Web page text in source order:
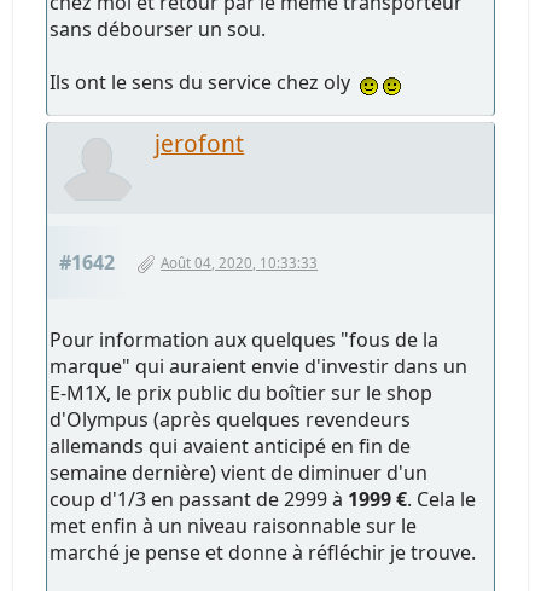
sans débourser un sou.
Ils ont le sens du service chez oly
jerofont
#1642 Août 04, 2020, 10:33:33
Pour information aux quelques "fous de la
marque" qui auraient envie d'investir dans un
E-M1X, le prix public du boîtier sur le shop
d'Olympus (après quelques revendeurs
allemands qui avaient anticipé en fin de
semaine dernière) vient de diminuer d'un
coup d'1/3 en passant de 2999 à 1999 €. Cela le
met enfin à un niveau raisonnable sur le
marché je pense et donne à réfléchir je trouve.